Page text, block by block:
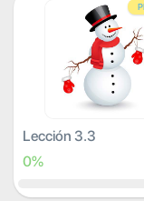
Lección 3.3
0%